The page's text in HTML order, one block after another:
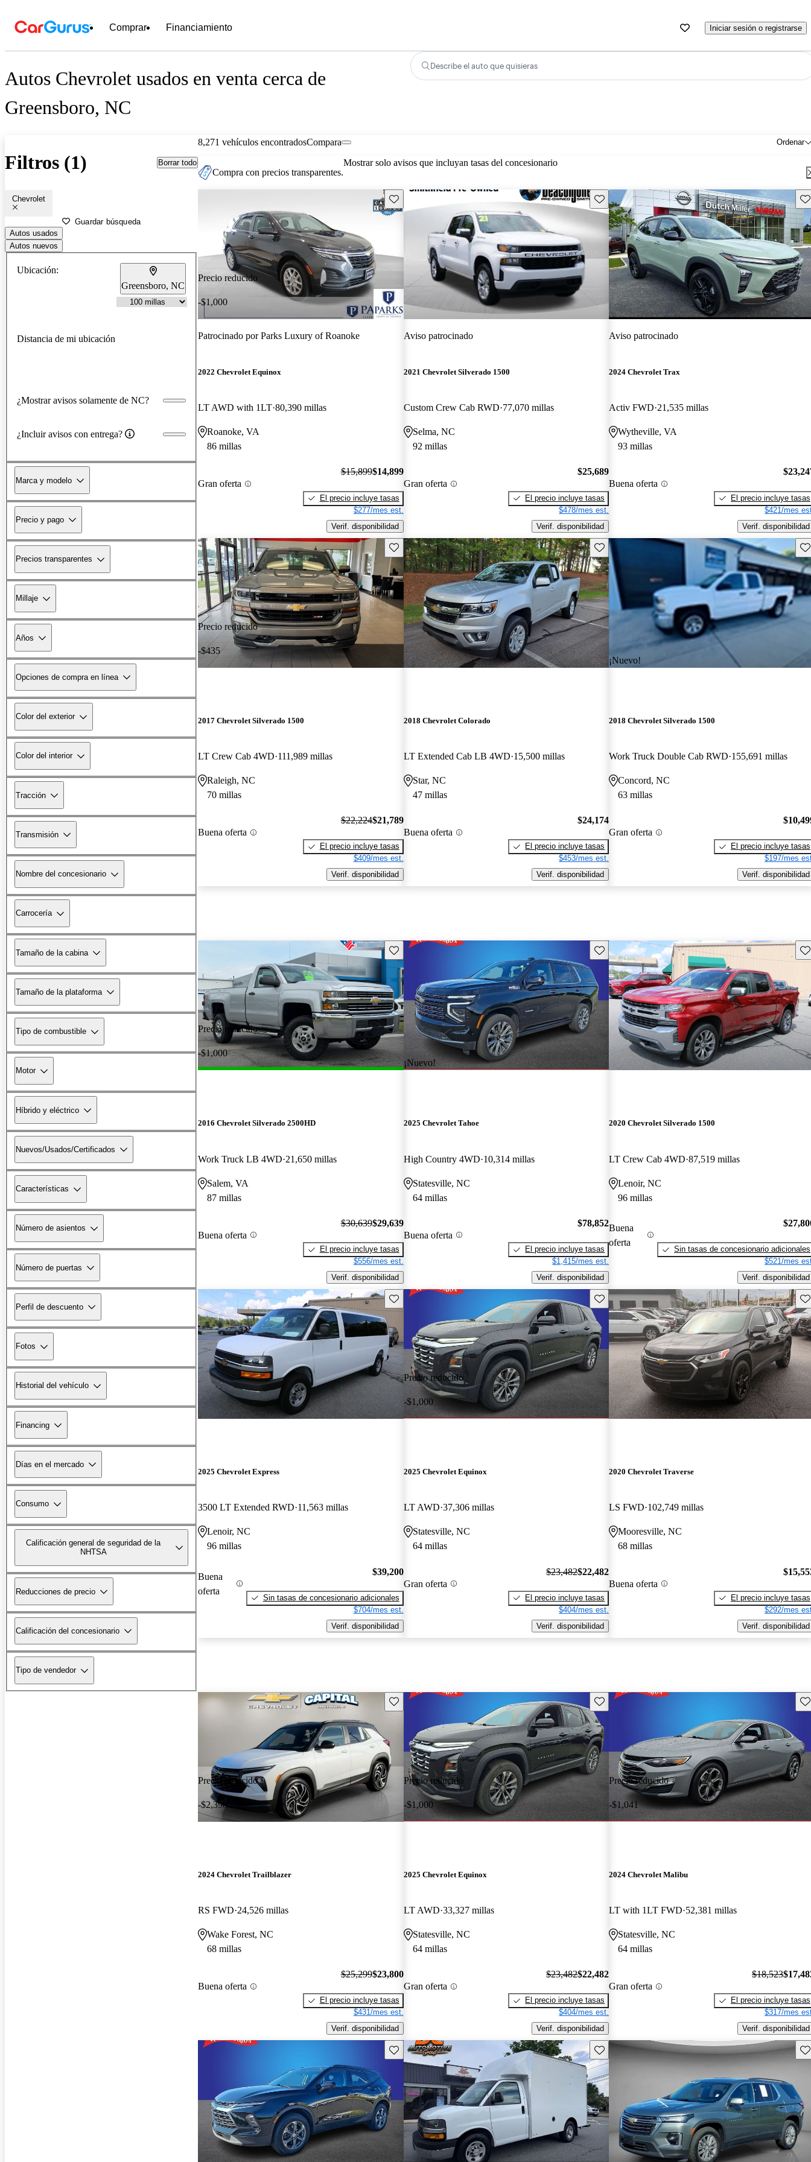
Comprar Financiamiento Iniciar sesión o registrarse
Autos Chevrolet usados en venta cerca de
Greensboro, NC
Describe el auto que quisieras
Filtros (1) Borrar todo
Chevrolet
Guardar búsqueda
Autos usados
Autos nuevos
Ubicación:
Greensboro, NC
Distancia de mi ubicación
¿Mostrar avisos solamente de NC?
¿Incluir avisos con entrega?
Marca y modelo
Precio y pago
Precios transparentes
Millaje
Años
Opciones de compra en línea
Color del exterior
Color del interior
Tracción
Transmisión
Nombre del concesionario
Carrocería
Tamaño de la cabina
Tamaño de la plataforma
Tipo de combustible
Motor
Híbrido y eléctrico
Nuevos/Usados/Certificados
Características
Número de asientos
Número de puertas
Perfil de descuento
Fotos
Historial del vehículo
Financing
Días en el mercado
Consumo
Calificación general de seguridad de la
NHTSA
Reducciones de precio
Calificación del concesionario
Tipo de vendedor
8,271 vehículos encontrados Ordenar
Compara
Compra con precios transparentes.
Mostrar solo avisos que incluyan tasas del concesionario
Precio reducido
-$1,000
Guarda este Aviso
Patrocinado porParks Luxury of Roanoke
2022 Chevrolet Equinox
LT AWD with 1LT 80,390 millas
Roanoke, VA
86 millas
Gran oferta
$15,899$14,899
El precio incluye tasas
$277/mes est.
Verif. disponibilidad
Guarda este Aviso
Aviso patrocinado
2021 Chevrolet Silverado 1500
Custom Crew Cab RWD 77,070 millas
Selma, NC
92 millas
Gran oferta
$25,689
El precio incluye tasas
$478/mes est.
Verif. disponibilidad
Aviso patrocinado
2024 Chevrolet Trax
Activ FWD 21,535 millas
Wytheville, VA
93 millas
Buena oferta
El precio incluye tasas
$421/mes
Verif. disponibilidad
Precio reducido
-$435
Guarda este Aviso
2017 Chevrolet Silverado 1500
LT Crew Cab 4WD 111,989 millas
Raleigh, NC
70 millas
Buena oferta
$22,224$21,789
El precio incluye tasas
$409/mes est.
Verif. disponibilidad
Guarda este Aviso
2018 Chevrolet Colorado
LT Extended Cab LB 4WD 15,500 millas
Star, NC
47 millas
Buena oferta
$24,174
El precio incluye tasas
$453/mes est.
Verif. disponibilidad
¡Nuevo!
2018 Chevrolet Silverado 1500
Work Truck Double Cab RWD 155,691 millas
Concord, NC
63 millas
Gran oferta
El precio incluye tasas
$197/mes
Verif. disponibilidad
Precio reducido
-$1,000
Guarda este Aviso
2016 Chevrolet Silverado 2500HD
Work Truck LB 4WD 21,650 millas
Salem, VA
87 millas
Buena oferta
$30,639$29,639
El precio incluye tasas
$556/mes est.
Verif. disponibilidad
¡Nuevo!
Guarda este Aviso
2025 Chevrolet Tahoe
High Country 4WD 10,314 millas
Statesville, NC
64 millas
Buena oferta
$78,852
El precio incluye tasas
$1,415/mes est.
Verif. disponibilidad
2020 Chevrolet Silverado 1500
LT Crew Cab 4WD 87,519 millas
Lenoir, NC
96 millas
Buena
oferta
Sin tasas de concesionario adicionales
$521/mes
Verif. disponibilidad
Guarda este Aviso
2025 Chevrolet Express
3500 LT Extended RWD 11,563 millas
Lenoir, NC
96 millas
Buena
oferta
$39,200
Sin tasas de concesionario adicionales
$704/mes est.
Verif. disponibilidad
Precio reducido
-$1,000
Guarda este Aviso
2025 Chevrolet Equinox
LT AWD 37,306 millas
Statesville, NC
64 millas
Gran oferta
$23,482$22,482
El precio incluye tasas
$404/mes est.
Verif. disponibilidad
2020 Chevrolet Traverse
LS FWD 102,749 millas
Mooresville, NC
68 millas
Buena oferta
El precio incluye tasas
$292/mes
Verif. disponibilidad
Precio reducido
-$2,398
Guarda este Aviso
2024 Chevrolet Trailblazer
RS FWD 24,526 millas
Wake Forest, NC
68 millas
Buena oferta
$25,299$23,800
El precio incluye tasas
$431/mes est.
Verif. disponibilidad
Precio reducido
-$1,000
Guarda este Aviso
2025 Chevrolet Equinox
LT AWD 33,327 millas
Statesville, NC
64 millas
Gran oferta
$23,482$22,482
El precio incluye tasas
$404/mes est.
Verif. disponibilidad
Precio reducido
-$1,041
2024 Chevrolet Malibu
LT with 1LT FWD 52,381 millas
Statesville, NC
64 millas
Gran oferta
$18,523
El precio incluye tasas
$317/mes
Verif. disponibilidad
Guarda este Aviso Guarda este Aviso